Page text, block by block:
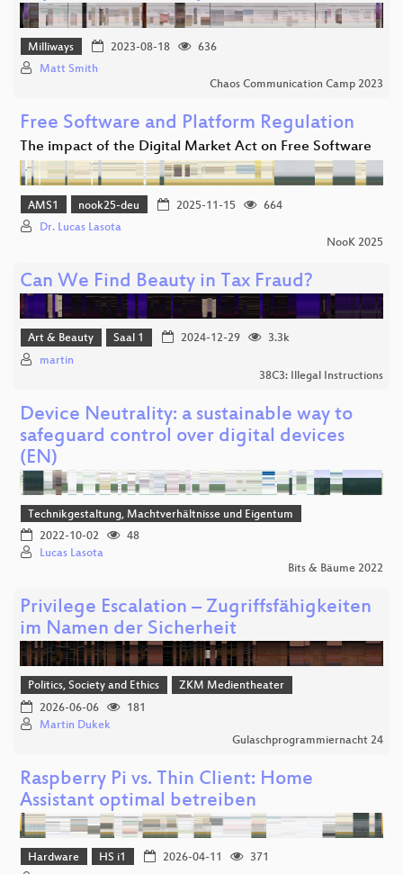
Milliways 2023-08-18
636
Matt Smith
Chaos Communication Camp 2023
Free Software and Platform Regulation
The impact of the Digital Market Act on Free Software
AMS1 nook25-deu 2025-11-15
664
Dr. Lucas Lasota
NooK 2025
Can We Find Beauty in Tax Fraud?
Art & Beauty Saal 1 2024-12-29
3.3k
martin
38C3: Illegal Instructions
Device Neutrality: a sustainable way to
safeguard control over digital devices
(EN)
Technikgestaltung, Machtverhältnisse und Eigentum
2022-10-02
48
Lucas Lasota
Bits & Bäume 2022
Privilege Escalation – Zugriffsfähigkeiten
im Namen der Sicherheit
Politics, Society and Ethics
ZKM Medientheater
2026-06-06
181
Martin Dukek
Gulaschprogrammiernacht 24
Raspberry Pi vs. Thin Client: Home
Assistant optimal betreiben
Hardware HS i1 2026-04-11
371